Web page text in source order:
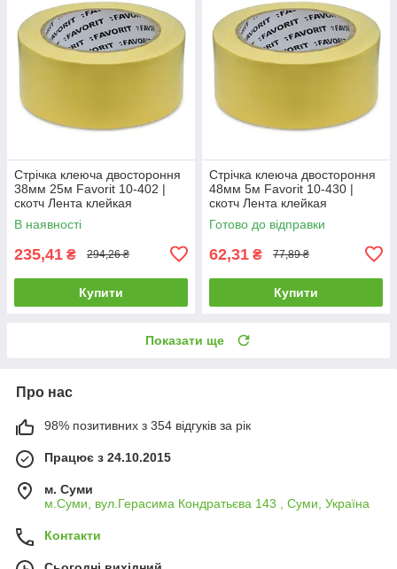
Стрічка клеюча двостороння
38мм 25м Favorit 10-402 |
скотч Лента клейкая
двухсторонняя 38мм 25м
Favorit
В наявності
235,41 ₴ 294,26 ₴
Купити
Стрічка клеюча двостороння
48мм 5м Favorit 10-430 |
скотч Лента клейкая
двухсторонняя 48мм 5м
Favorit
Готово до відправки
62,31 ₴ 77,89 ₴
Купити
Показати ще
Про нас
98% позитивних з 354 відгуків за рік
Працює з 24.10.2015
м. Суми
м.Суми, вул.Герасима Кондратьєва 143 , Суми, Україна
Контакти